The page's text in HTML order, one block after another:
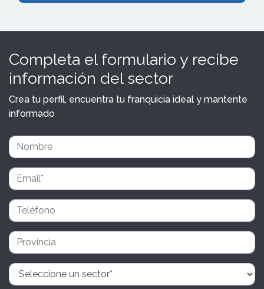
Completa el formulario y recibe
información del sector
Crea tu perfil, encuentra tu franquicia ideal y mantente
informado